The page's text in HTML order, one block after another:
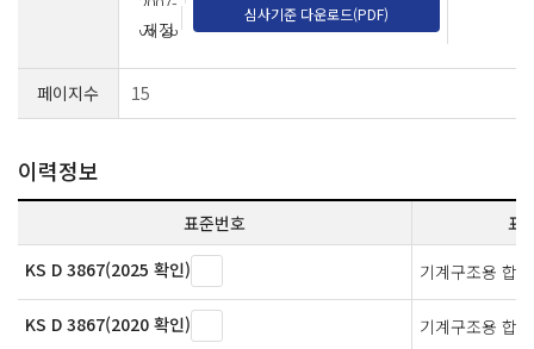
09-28
제정
심사기준 다운로드(PDF)
페이지수 15
이력정보
표준번호
표
KS D 3867(2025 확인)
기계구조용 합
KS D 3867(2020 확인) 기계구조용 합